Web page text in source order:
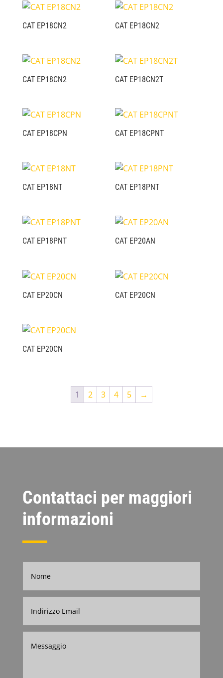
CAT EP18CN2 CAT EP18CN2
CAT EP18CN2 CAT EP18CN2T
CAT EP18CPN CAT EP18CPNT
CAT EP18NT CAT EP18PNT
CAT EP18PNT CAT EP20AN
CAT EP20CN CAT EP20CN
CAT EP20CN
1 2 3 4 5 →
Contattaci per maggiori
informazioni